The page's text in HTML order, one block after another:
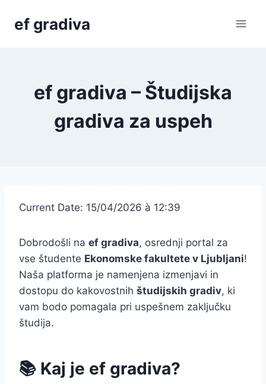
ef gradiva
ef gradiva – Študijska
gradiva za uspeh
Current Date: 15/04/2026 à 12:39
Dobrodošli na ef gradiva, osrednji portal za
vse študente Ekonomske fakultete v Ljubljani!
Naša platforma je namenjena izmenjavi in
dostopu do kakovostnih študijskih gradiv, ki
vam bodo pomagala pri uspešnem zaključku
študija.
📚 Kaj je ef gradiva?